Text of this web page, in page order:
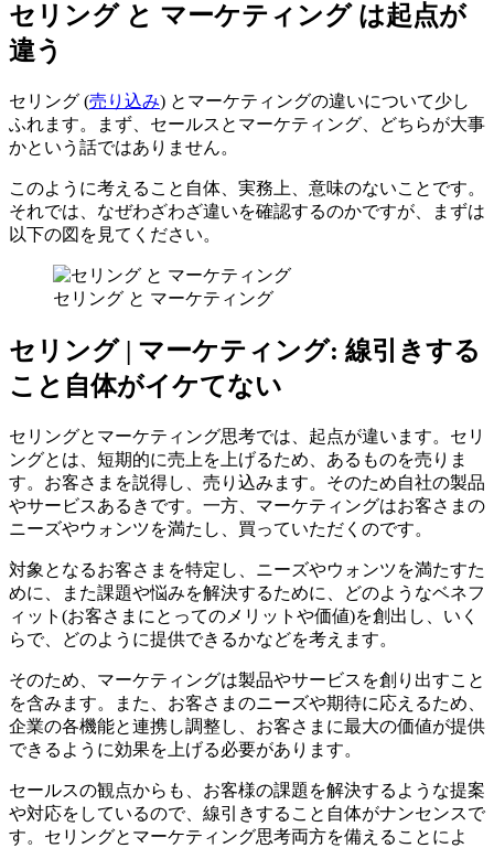
セリング と マーケティング は起点が
違う
セリング (売り込み) とマーケティングの違いについて少し
ふれます。まず、セールスとマーケティング、どちらが大事
かという話ではありません。
このように考えること自体、実務上、意味のないことです。
それでは、なぜわざわざ違いを確認するのかですが、まずは
以下の図を見てください。
セリング と マーケティング
セリング | マーケティング: 線引きする
こと自体がイケてない
セリングとマーケティング思考では、起点が違います。セリ
ングとは、短期的に売上を上げるため、あるものを売りま
す。お客さまを説得し、売り込みます。そのため自社の製品
やサービスあるきです。一方、マーケティングはお客さまの
ニーズやウォンツを満たし、買っていただくのです。
対象となるお客さまを特定し、ニーズやウォンツを満たすた
めに、また課題や悩みを解決するために、どのようなベネフ
ィット(お客さまにとってのメリットや価値)を創出し、いく
らで、どのように提供できるかなどを考えます。
そのため、マーケティングは製品やサービスを創り出すこと
を含みます。また、お客さまのニーズや期待に応えるため、
企業の各機能と連携し調整し、お客さまに最大の価値が提供
できるように効果を上げる必要があります。
セールスの観点からも、お客様の課題を解決するような提案
や対応をしているので、線引きすること自体がナンセンスで
す。セリングとマーケティング思考両方を備えることによ